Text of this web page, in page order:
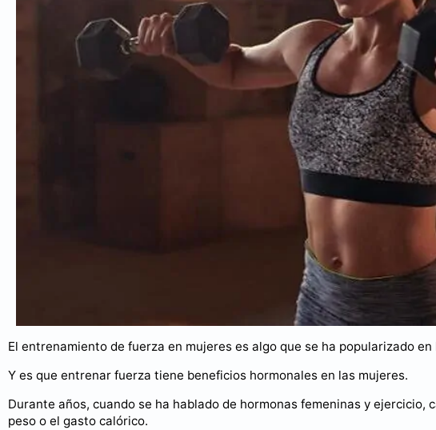
El entrenamiento de fuerza en mujeres es algo que se ha popularizado
Y es que entrenar fuerza tiene beneficios hormonales en las mujeres.
Durante años, cuando se ha hablado de hormonas femeninas y ejercicio,
peso o el gasto calórico.